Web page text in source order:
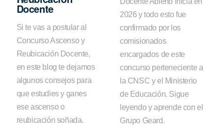
Docente
Si te vas a postular al
Concurso Ascenso y
Reubicación Docente,
en este blog te dejamos
algunos consejos para
que estudies y ganes
ese ascenso o
reubicación soñada.
2026 y todo esto fue
confirmado por los
comisionados
encargados de este
concurso perteneciente a
la CNSC y el Ministerio
de Educación. Sigue
leyendo y aprende con el
Grupo Geard.